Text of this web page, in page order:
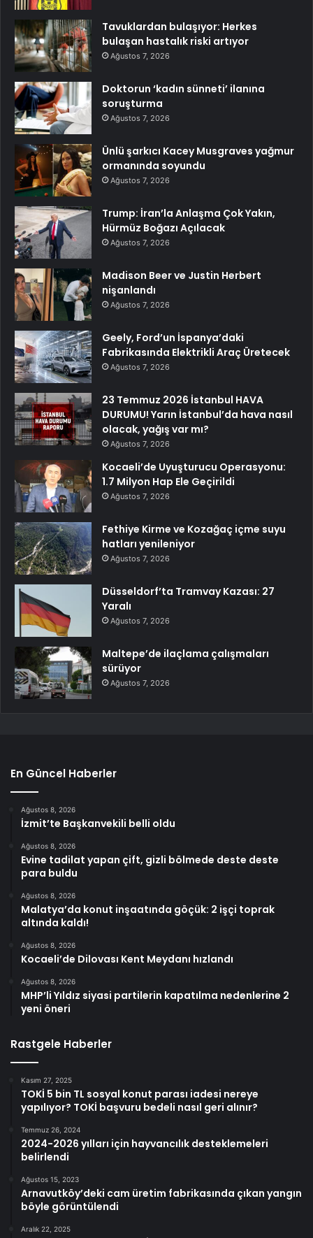
Tavuklardan bulaşıyor: Herkes
bulaşan hastalık riski artıyor
Ağustos 7, 2026
Doktorun ‘kadın sünneti’ ilanına
soruşturma
Ağustos 7, 2026
Ünlü şarkıcı Kacey Musgraves yağmur
ormanında soyundu
Ağustos 7, 2026
Trump: İran’la Anlaşma Çok Yakın,
Hürmüz Boğazı Açılacak
Ağustos 7, 2026
Madison Beer ve Justin Herbert
nişanlandı
Ağustos 7, 2026
Geely, Ford’un İspanya’daki
Fabrikasında Elektrikli Araç Üretecek
Ağustos 7, 2026
23 Temmuz 2026 İstanbul HAVA
DURUMU! Yarın İstanbul’da hava nasıl
olacak, yağış var mı?
Ağustos 7, 2026
Kocaeli’de Uyuşturucu Operasyonu:
1.7 Milyon Hap Ele Geçirildi
Ağustos 7, 2026
Fethiye Kirme ve Kozağaç içme suyu
hatları yenileniyor
Ağustos 7, 2026
Düsseldorf’ta Tramvay Kazası: 27
Yaralı
Ağustos 7, 2026
Maltepe’de ilaçlama çalışmaları
sürüyor
Ağustos 7, 2026
En Güncel Haberler
Ağustos 8, 2026
İzmit’te Başkanvekili belli oldu
Ağustos 8, 2026
Evine tadilat yapan çift, gizli bölmede deste deste
para buldu
Ağustos 8, 2026
Malatya’da konut inşaatında göçük: 2 işçi toprak
altında kaldı!
Ağustos 8, 2026
Kocaeli’de Dilovası Kent Meydanı hızlandı
Ağustos 8, 2026
MHP’li Yıldız siyasi partilerin kapatılma nedenlerine 2
yeni öneri
Rastgele Haberler
Kasım 27, 2025
TOKİ 5 bin TL sosyal konut parası iadesi nereye
yapılıyor? TOKİ başvuru bedeli nasıl geri alınır?
Temmuz 26, 2024
2024-2026 yılları için hayvancılık desteklemeleri
belirlendi
Ağustos 15, 2023
Arnavutköy’deki cam üretim fabrikasında çıkan yangın
böyle görüntülendi
Aralık 22, 2025